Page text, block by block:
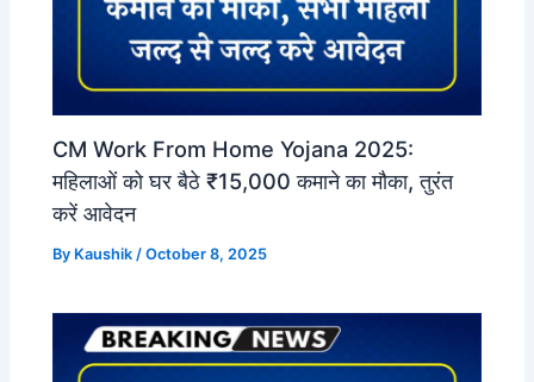
CM Work From Home Yojana 2025:
महिलाओं को घर बैठे ₹15,000 कमाने का मौका, तुरंत
करें आवेदन
By Kaushik /October 8, 2025